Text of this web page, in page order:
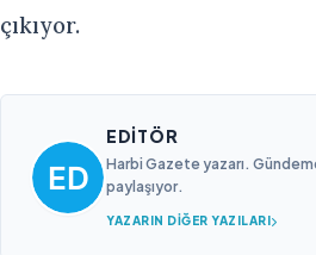
çıkıyor.
EDITÖR
Harbi Gazete yazarı.
paylaşıyor.
YAZARIN DIĞER YAZILARI